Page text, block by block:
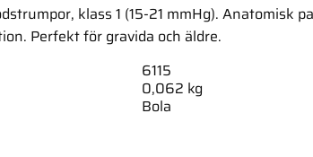
klass 1 (15-21 mmHg). Anatomisk
Perfekt för gravida och äldre.
6115
0,062 kg
Bola